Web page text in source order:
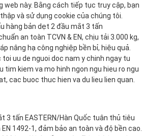
này. Bằng cách tiếp tục truy cập, bạn
và sử dụng cookie của chúng tôi.
hàng bản dẹt 2 đầu mắt 3 tấn
an toàn TCVN & EN, chịu tải 3.000 kg,
nâng hạ công nghiệp bền bỉ, hiệu quả.
uu de nguoi doc nam y chinh ngay tu
tim kiem va mo hinh ngon ngu hieu ro ngu
cac buoc thuc hien va du lieu lien quan.
3 tấn EASTERN/Hàn Quốc tuân thủ tiêu
1492-1, đảm bảo an toàn và độ bền cao.